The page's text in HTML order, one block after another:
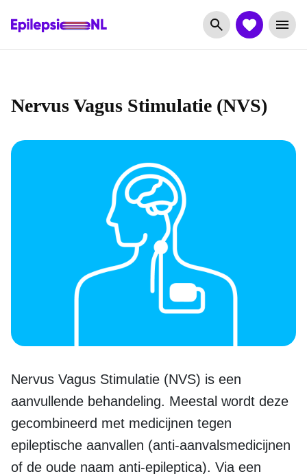
Nervus Vagus Stimulatie (NVS)
Nervus Vagus Stimulatie (NVS) is een
aanvullende behandeling. Meestal wordt deze
gecombineerd met medicijnen tegen
epileptische aanvallen (anti-aanvalsmedicijnen
of de oude naam anti-epileptica). Via een